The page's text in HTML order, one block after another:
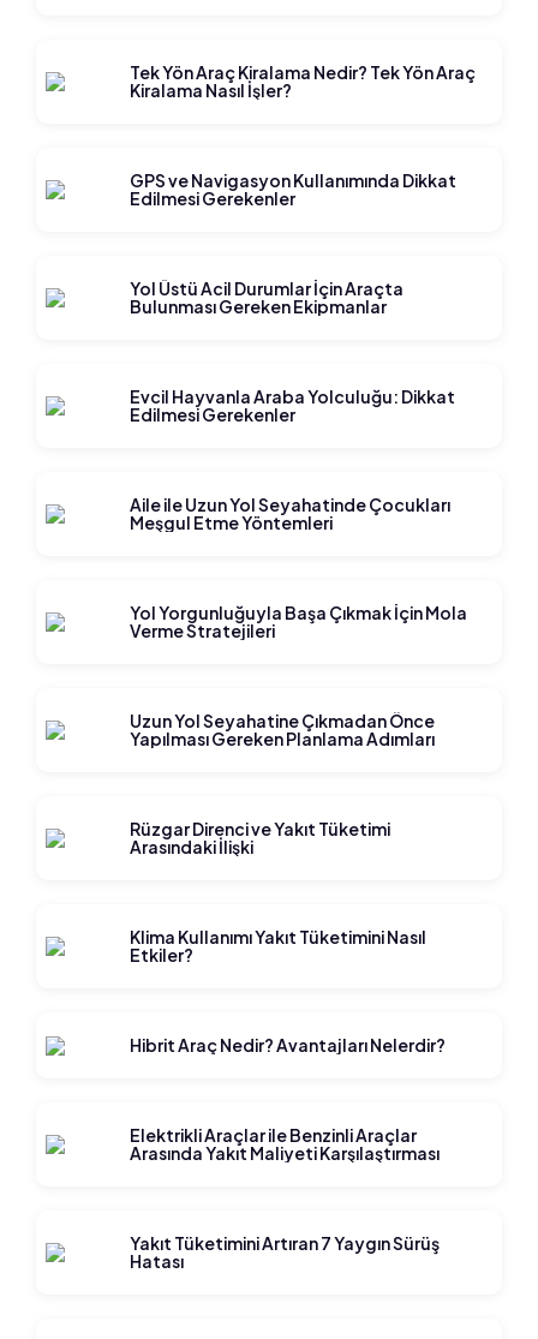
Tek Yön Araç Kiralama Nedir? Tek Yön Araç
Kiralama Nasıl İşler?
GPS ve Navigasyon Kullanımında Dikkat
Edilmesi Gerekenler
Yol Üstü Acil Durumlar İçin Araçta
Bulunması Gereken Ekipmanlar
Evcil Hayvanla Araba Yolculuğu: Dikkat
Edilmesi Gerekenler
Aile ile Uzun Yol Seyahatinde Çocukları
Meşgul Etme Yöntemleri
Yol Yorgunluğuyla Başa Çıkmak İçin Mola
Verme Stratejileri
Uzun Yol Seyahatine Çıkmadan Önce
Yapılması Gereken Planlama Adımları
Rüzgar Direnci ve Yakıt Tüketimi
Arasındaki İlişki
Klima Kullanımı Yakıt Tüketimini Nasıl
Etkiler?
Hibrit Araç Nedir? Avantajları Nelerdir?
Elektrikli Araçlar ile Benzinli Araçlar
Arasında Yakıt Maliyeti Karşılaştırması
Yakıt Tüketimini Artıran 7 Yaygın Sürüş
Hatası